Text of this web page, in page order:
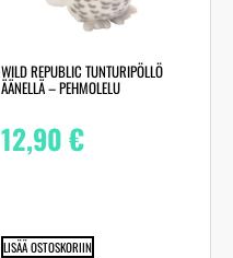
WILD REPUBLIC TUNTURIPÖLLÖ
ÄÄNELLÄ – PEHMOLELU
12,90€
LISÄÄ OSTOSKORIIN